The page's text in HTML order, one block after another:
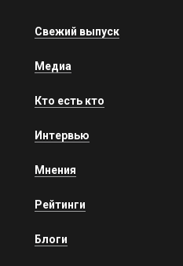
Свежий выпуск
Медиа
Кто есть кто
Интервью
Мнения
Рейтинги
Блоги